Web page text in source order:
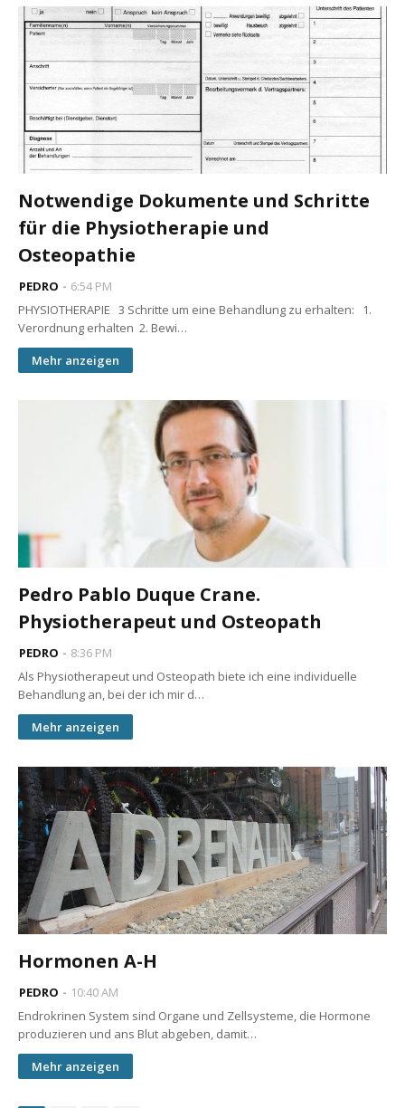
Notwendige Dokumente und Schritte
für die Physiotherapie und
Osteopathie
PEDRO
6:54 PM
PHYSIOTHERAPIE 3 Schritte um eine Behandlung zu erhalten: 1.
Verordnung erhalten 2. Bewi…
Mehr anzeigen
Pedro Pablo Duque Crane.
Physiotherapeut und Osteopath
PEDRO
8:36 PM
Als Physiotherapeut und Osteopath biete ich eine individuelle
Behandlung an, bei der ich mir d…
Mehr anzeigen
Hormonen A-H
PEDRO
10:40 AM
Endrokrinen System sind Organe und Zellsysteme, die Hormone
produzieren und ans Blut abgeben, damit…
Mehr anzeigen